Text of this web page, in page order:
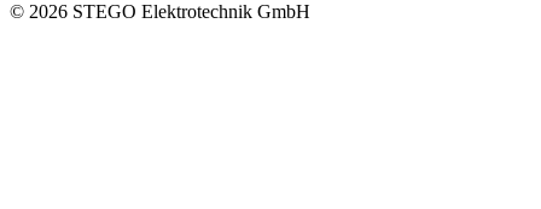
© 2026 STEGO Elektrotechnik GmbH